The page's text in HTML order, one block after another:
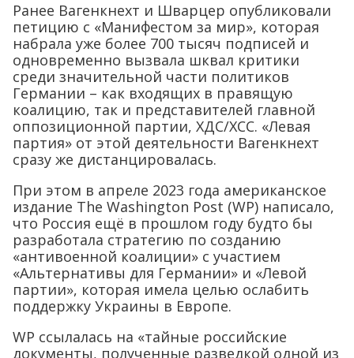
Ранее Вагенкнехт и Шварцер опубликовали
петицию с «Манифестом за мир», которая
набрала уже более 700 тысяч подписей и
одновременно вызвала шквал критики
среди значительной части политиков
Германии – как входящих в правящую
коалицию, так и представителей главной
оппозиционной партии, ХДС/ХСС. «Левая
партия» от этой деятельности Вагенкнехт
сразу же дистанцировалась.
При этом в апреле 2023 года американское
издание The Washington Post (WP) написало,
что Россия ещё в прошлом году будто бы
разработала стратегию по созданию
«антивоенной коалиции» с участием
«Альтернативы для Германии» и «Левой
партии», которая имела целью ослабить
поддержку Украины в Европе.
WP ссылалась на «тайные российские
документы, полученные разведкой одной из